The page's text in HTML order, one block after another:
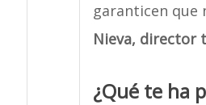
garanticen que
Nieva, director
¿Qué te ha